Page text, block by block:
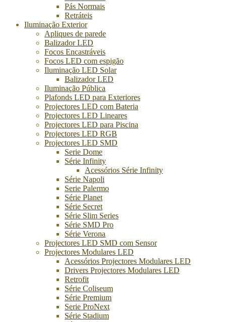
Pás Normais
Retráteis
Iluminação Exterior
Apliques de parede
Balizador LED
Focos Encastráveis
Focos LED com espigão
Iluminação LED Solar
Balizador LED
Iluminação Pública
Plafonds LED para Exteriores
Projectores LED com Bateria
Projectores LED Lineares
Projectores LED para Piscina
Projectores LED RGB
Projectores LED SMD
Serie Dome
Série Infinity
Acessórios Série Infinity
Série Napoli
Serie Palermo
Série Planet
Série Secret
Série Slim Series
Série SMD Pro
Série Verona
Projectores LED SMD com Sensor
Projectores Modulares LED
Acessórios Projectores Modulares LED
Drivers Projectores Modulares LED
Retrofit
Série Coliseum
Série Premium
Serie ProNext
Série Stadium